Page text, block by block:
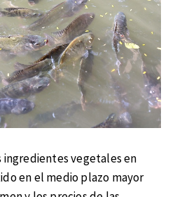
ingredientes vegetales en
en el medio plazo mayor